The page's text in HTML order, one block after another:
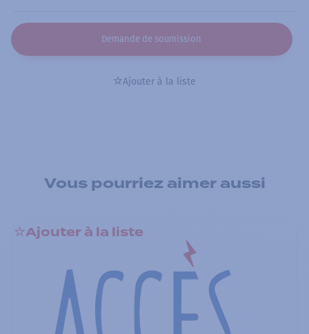
Demande de soumission
Ajouter à la liste
Vous pourriez aimer aussi
Ajouter à la liste